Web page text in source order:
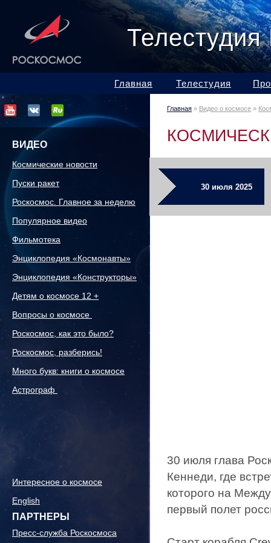
Главная Телестудия
ВИДЕО
Космические новости
Пуски ракет
Роскосмос. Главное за неделю
Популярное видео
Фильмотека
Энциклопедия «Космонавты»
Энциклопедия «Конструкторы»
Детям о космосе 12 +
Вопросы о космосе
Роскосмос, как это было?
Роскосмос, разберись!
Много букв: книги о космосе
Астрограф
Интересное о космосе
English
ПАРТНЕРЫ
Пресс-служба Роскосмоса
Главная » Видео о космосе »
30 июля 2025
30 июля глава
Кеннеди, где
которого на
первый полет